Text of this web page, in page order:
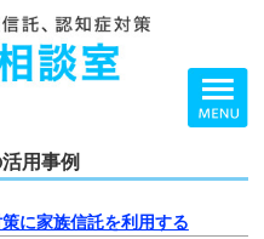
用事例
に家族信託を利用する